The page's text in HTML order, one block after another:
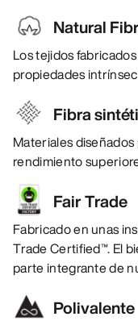
Natural
Los tejidos
propiedades
Fibra
Materiales
rendimiento
Fair Trade
Fabricado en unas
Trade Certified™. El
parte integrante de
Polivalente